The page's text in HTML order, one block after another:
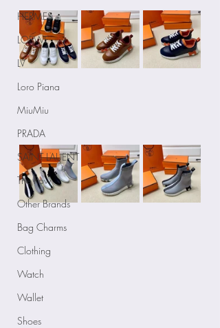
HERMES
LOEWE
LV
Loro Piana
MiuMiu
PRADA
SAINT LAUENT
The Row
Other Brands
Bag Charms
Clothing
Watch
Wallet
Shoes